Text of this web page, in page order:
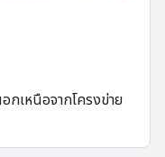
กเหนือจากโครงข่าย